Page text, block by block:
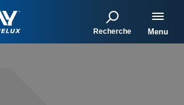
Recherche Menu